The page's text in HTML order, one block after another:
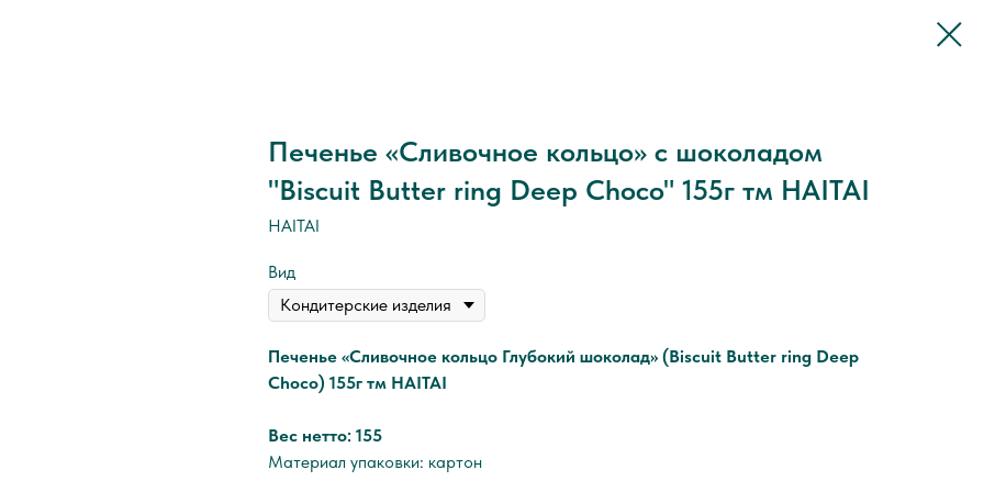
Печенье «Сливочное кольцо» с шоколадом
"Biscuit Butter ring Deep Choco" 155г тм HAITAI
HAITAI
Вид
Печенье «Сливочное кольцо Глубокий шоколад» (Biscuit Butter ring Deep
Choco) 155г тм HAITAI
Вес нетто: 155
Материал упаковки: картон